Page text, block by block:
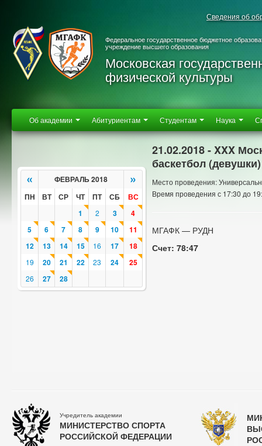
Сведения об
Федеральное государственное бюджетное
учреждение высшего образования
Московская
физической культуры
Об академии Абитуриентам Студентам Наука
« ФЕВРАЛЬ 2018 »
ПН ВТ СР ЧТ ПТ СБ
ВС
1
2 3
4
5
6 7 8 9 10
11
12
13 14 15 16 17 18
19 20 21 22 23 24 25
26 27 28
21.02.2018 - XXX
баскетбол (девушки)
Место проведения:
Время проведения с 17:30 до
МГАФК — РУДН
Счет: 78:47
Учредитель академии
МИНИСТЕРСТВО СПОРТА
РОССИЙСКОЙ ФЕДЕРАЦИИ